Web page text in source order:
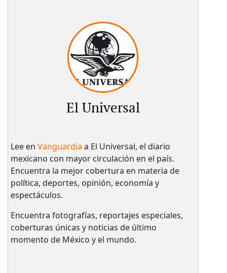
El Universal
Lee en Vanguardia a El Universal, el diario
mexicano con mayor circulación en el país.​
Encuentra la mejor cobertura en materia de
política, deportes, opinión, economía y
espectáculos.
Encuentra fotografías, reportajes especiales,
coberturas únicas y noticias de último
momento de México y el mundo.